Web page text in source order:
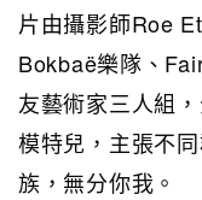
片由攝影師Roe
Bokbaë樂隊、
友藝術家三人組
模特兒，主張不
族，無分你我。